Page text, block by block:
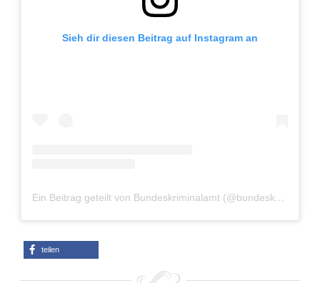
Adventskalender 2023
Sieh dir diesen Beitrag auf Instagram an
Ein Beitrag geteilt von Bundeskriminalamt (@bundeskriminalamt)
teilen